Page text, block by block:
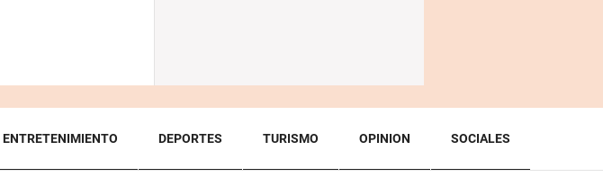
ENTRETENIMIENTO DEPORTES TURISMO OPINION SOCIALES